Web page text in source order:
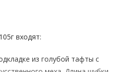
входят:
из голубой тафты с